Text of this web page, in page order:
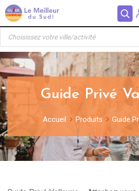
Panneau de gestion des cookies
Skip
to
content
Recherche
produits
Guide Privé
Accueil Produits Guide